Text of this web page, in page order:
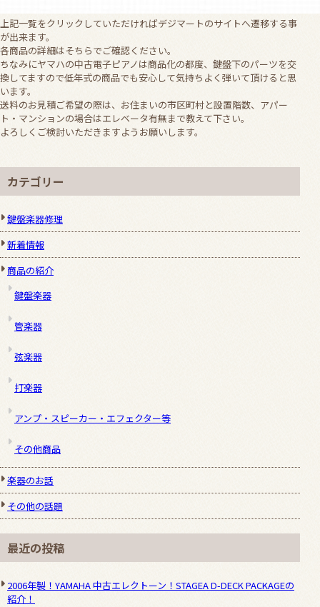
上記一覧をクリックしていただければデジマートのサイトへ遷移する事
が出来ます。
各商品の詳細はそちらでご確認ください。
ちなみにヤマハの中古電子ピアノは商品化の都度、鍵盤下のパーツを交
換してますので低年式の商品でも安心して気持ちよく弾いて頂けると思
います。
送料のお見積ご希望の際は、お住まいの市区町村と設置階数、アパー
ト・マンションの場合はエレベータ有無まで教えて下さい。
よろしくご検討いただきますようお願いします。
カテゴリー
鍵盤楽器修理
新着情報
商品の紹介
鍵盤楽器
管楽器
弦楽器
打楽器
アンプ・スピーカー・エフェクター等
その他商品
楽器のお話
その他の話題
最近の投稿
2006年製！YAMAHA 中古エレクトーン！STAGEA D-DECK PACKAGEの
紹介！